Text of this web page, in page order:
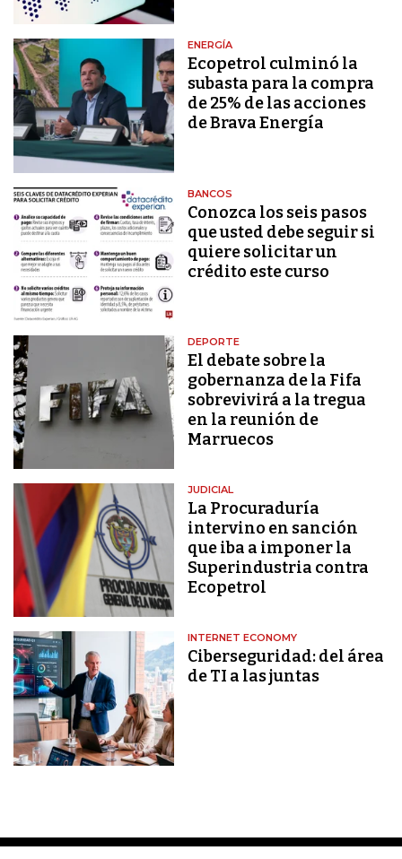
ENERGÍA
Ecopetrol culminó la
subasta para la compra
de 25% de las acciones
de Brava Energía
BANCOS
Conozca los seis pasos
que usted debe seguir si
quiere solicitar un
crédito este curso
DEPORTE
El debate sobre la
gobernanza de la Fifa
sobrevivirá a la tregua
en la reunión de
Marruecos
JUDICIAL
La Procuraduría
intervino en sanción
que iba a imponer la
Superindustria contra
Ecopetrol
INTERNET ECONOMY
Ciberseguridad: del área
de TI a las juntas